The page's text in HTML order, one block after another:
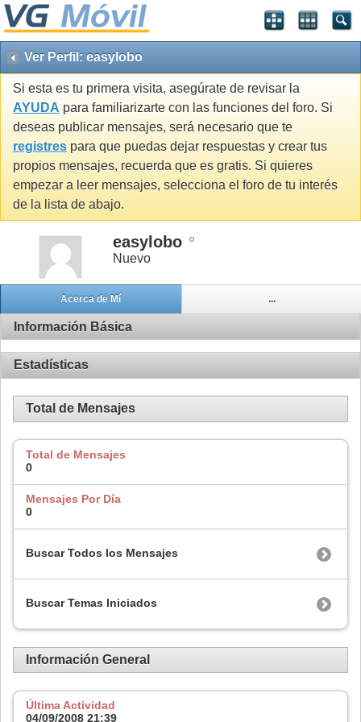
Ver Perfil: easylobo
Si esta es tu primera visita, asegúrate de revisar la
AYUDA para familiarizarte con las funciones del foro. Si
deseas publicar mensajes, será necesario que te
registres para que puedas dejar respuestas y crear tus
propios mensajes, recuerda que es gratis. Si quieres
empezar a leer mensajes, selecciona el foro de tu interés
de la lista de abajo.
easylobo
Nuevo
Acerca de Mí ...
Información Básica
Estadísticas
Total de Mensajes
Total de Mensajes
0
Mensajes Por Día
0
Buscar Todos los Mensajes
Buscar Temas Iniciados
Información General
Última Actividad
04/09/2008 21:39